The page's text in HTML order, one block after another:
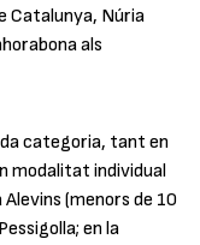
Catalunya, Núria
als
categoria, tant en
modalitat individual
(menors de 10
en la